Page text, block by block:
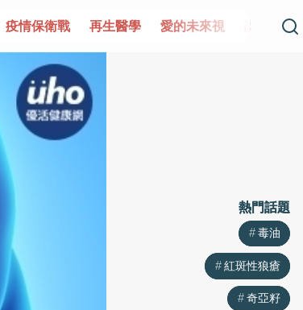
疫情保衛戰 再生醫學 愛的未來視 認識攝護
熱門話題
毒油
紅斑性狼瘡
奇亞籽
熱門話題
毒油
紅斑性狼瘡
奇亞籽